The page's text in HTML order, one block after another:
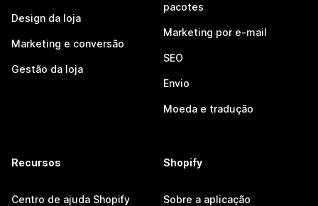
Design da loja
Marketing e conversão
Gestão da loja
pacotes
Marketing por e-mail
SEO
Envio
Moeda e tradução
Recursos
Centro de ajuda Shopify
Shopify
Sobre a aplicação